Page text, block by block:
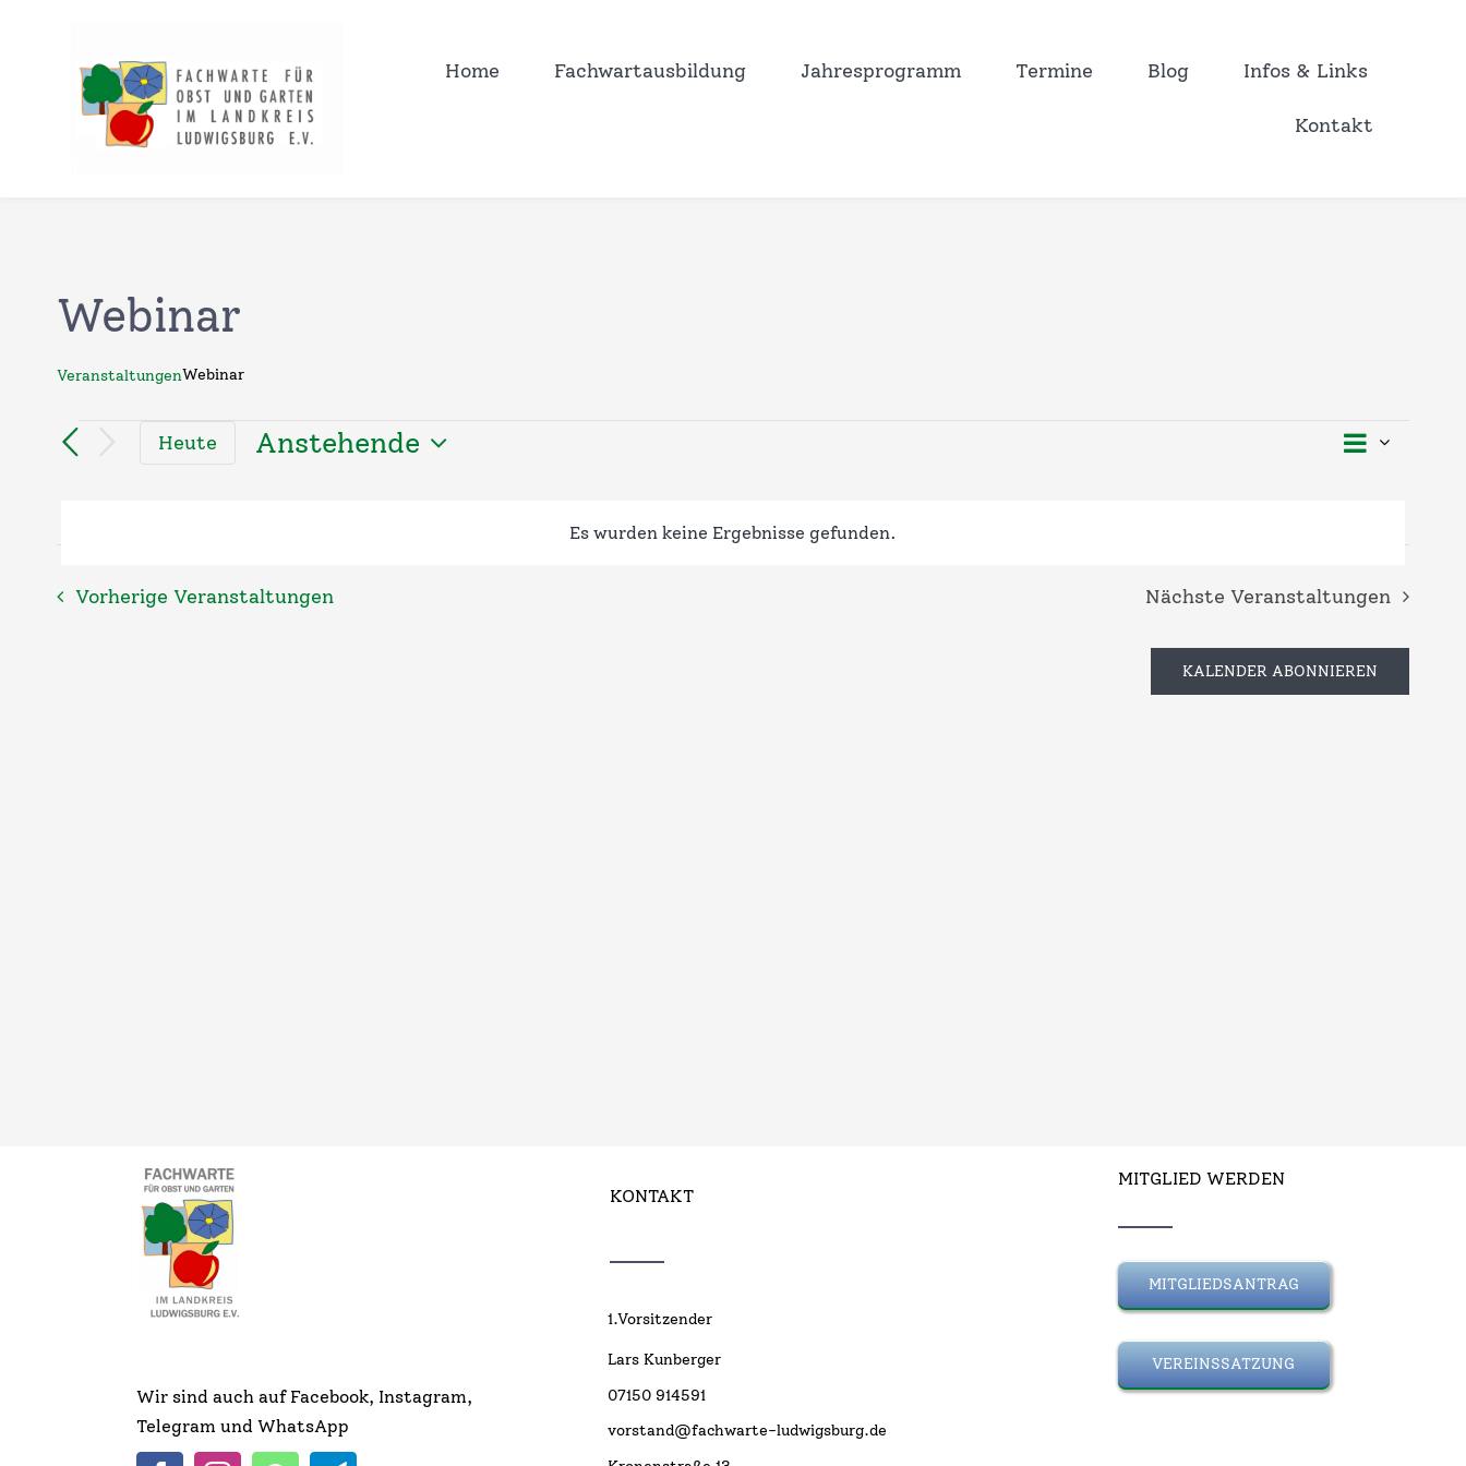
Home Fachwartausbildung Jahresprogramm Termine Blog Infos & Links
Kontakt
Webinar
VeranstaltungenWebinar
Veranstaltungen
Hinweis
Es wurden keine Ergebnisse gefunden.
Liste
Heute
Anstehende
Vorherige Veranstaltungen NächsteVeranstaltungen
KALENDER ABONNIEREN
Wir sind auch auf Facebook, Instagram,
Telegram und WhatsApp
KONTAKT
1.Vorsitzender
Lars Kunberger
07150 914591
vorstand@fachwarte-ludwigsburg.de
MITGLIED WERDEN
MITGLIEDSANTRAG
VEREINSSATZUNG